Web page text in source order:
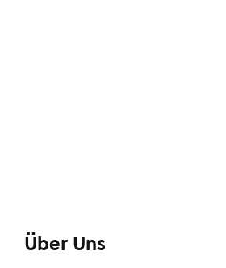
Über Uns